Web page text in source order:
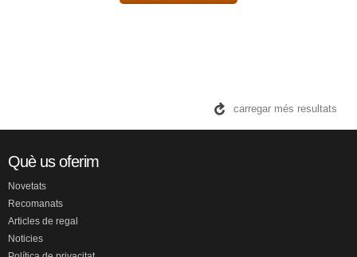
carregar més resultats
Què us oferim
Novetats
Recomanats
Articles de regal
Noticies